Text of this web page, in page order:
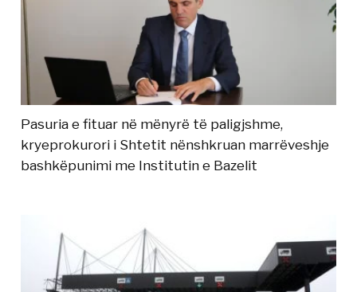
Pasuria e fituar në mënyrë të paligjshme,
kryeprokurori i Shtetit nënshkruan marrëveshje
bashkëpunimi me Institutin e Bazelit